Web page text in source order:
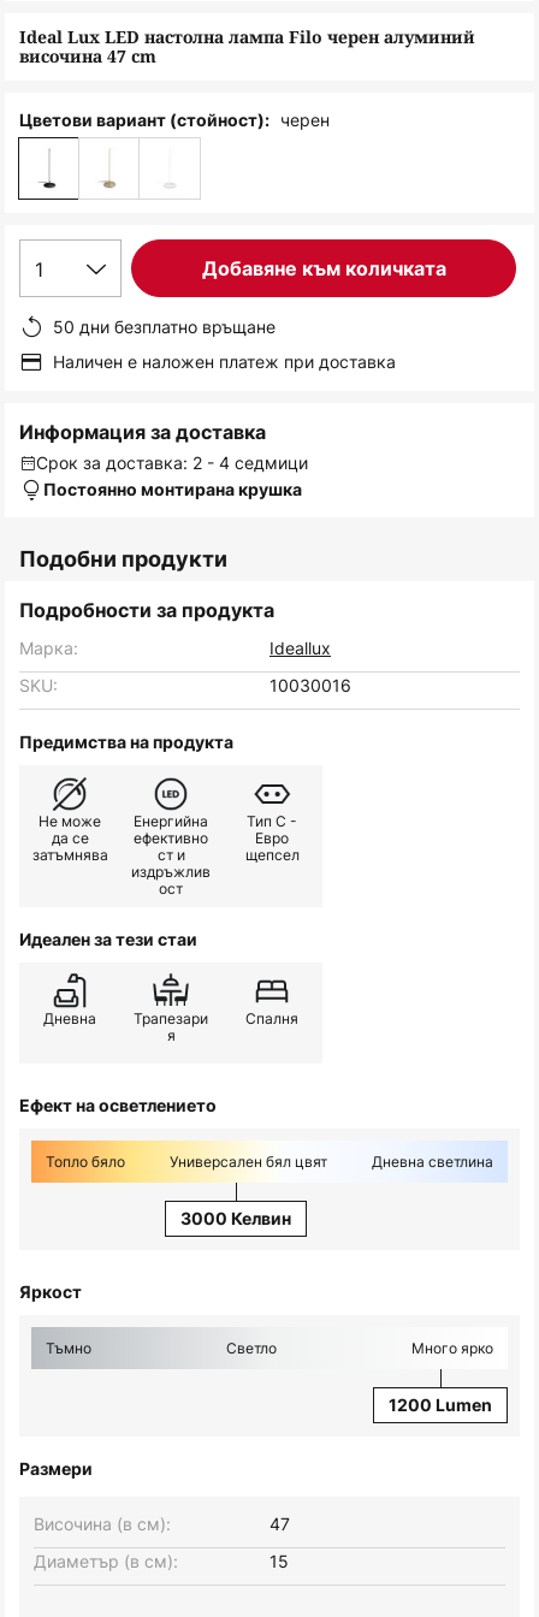
Ideal Lux LED настолна лампа Filo черен алуминий
височина 47 cm
Цветови вариант (стойност): черен
1 Добавяне към количката
50 дни безплатно връщане
Наличен е наложен платеж при доставка
Информация за доставка
Срок за доставка: 2 - 4 седмици
Постоянно монтирана крушка
Подобни продукти
Подробности за продукта
Марка:
Ideallux
SKU:
10030016
Предимства на продукта
Не може
да се
затъмнява
Енергийна
ефективно
ст и
издръжлив
ост
Тип C -
Евро
щепсел
Идеален за тези стаи
Дневна
Трапезари
я
Спалня
Ефект на осветлението
Топло бяло Универсален бял цвят Дневна светлина
3000 Келвин
Яркост
Тъмно Светло Много ярко
1200 Lumen
Размери
Височина (в см):
47
Диаметър (в см):
15